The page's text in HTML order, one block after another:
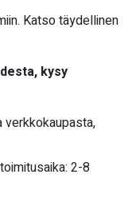
Katso täydellinen
kysy
verkkokaupasta,
2-8